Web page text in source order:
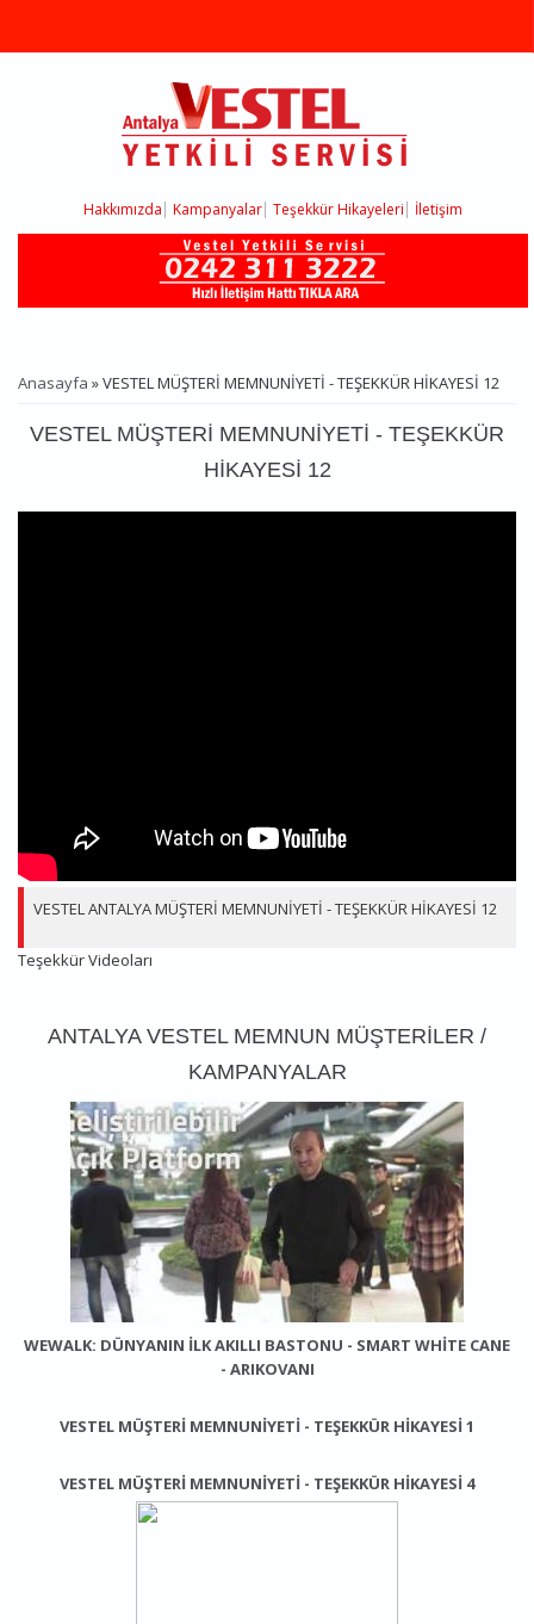
Hakkımızda Kampanyalar Teşekkür Hikayeleri İletişim
BURADASINIZ
Anasayfa » VESTEL MÜŞTERİ MEMNUNİYETİ - TEŞEKKÜR HİKAYESİ 12
VESTEL MÜŞTERİ MEMNUNİYETİ - TEŞEKKÜR
HİKAYESİ 12
VESTEL ANTALYA MÜŞTERİ MEMNUNİYETİ - TEŞEKKÜR HİKAYESİ 12
Teşekkür Videoları
ANTALYA VESTEL MEMNUN MÜŞTERILER /
KAMPANYALAR
WEWALK: DÜNYANIN İLK AKILLI BASTONU - SMART WHITE CANE
- ARIKOVANI
VESTEL MÜŞTERI MEMNUNIYETI - TEŞEKKÜR HIKAYESI 1
VESTEL MÜŞTERİ MEMNUNİYETİ - TEŞEKKÜR HİKAYESİ 4